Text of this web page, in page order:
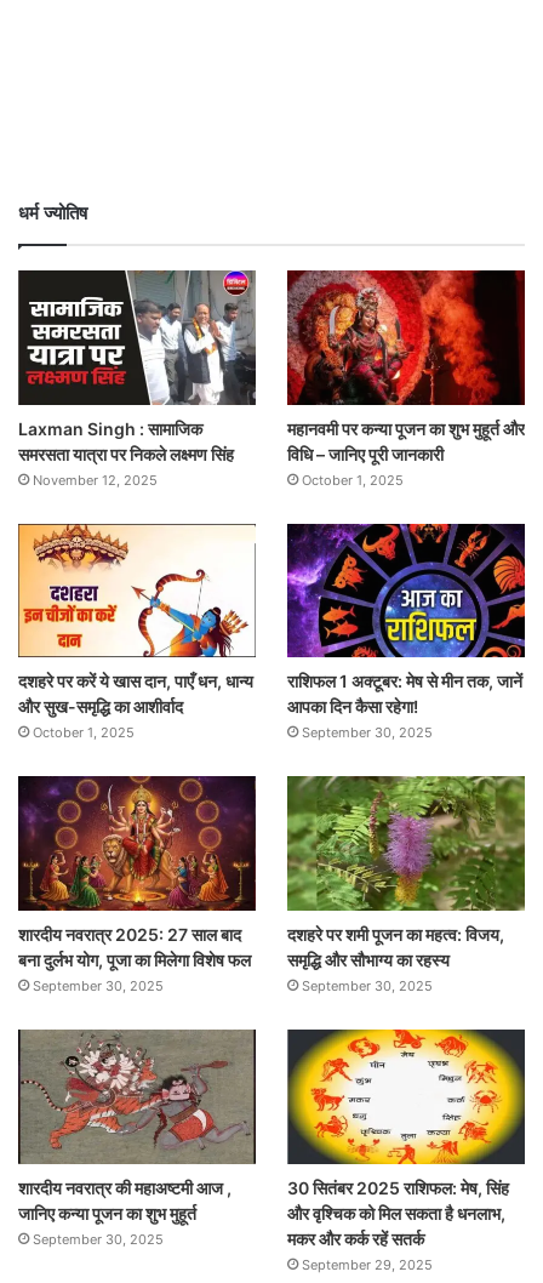
धर्म ज्योतिष
Laxman Singh : सामाजिक
समरसता यात्रा पर निकले लक्ष्मण सिंह
November 12, 2025
महानवमी पर कन्या पूजन का शुभ मुहूर्त और
विधि – जानिए पूरी जानकारी
October 1, 2025
दशहरे पर करें ये खास दान, पाएँ धन, धान्य
और सुख-समृद्धि का आशीर्वाद
October 1, 2025
राशिफल 1 अक्टूबर: मेष से मीन तक, जानें
आपका दिन कैसा रहेगा!
September 30, 2025
शारदीय नवरात्र 2025: 27 साल बाद
बना दुर्लभ योग, पूजा का मिलेगा विशेष फल
September 30, 2025
दशहरे पर शमी पूजन का महत्व: विजय,
समृद्धि और सौभाग्य का रहस्य
September 30, 2025
शारदीय नवरात्र की महाअष्टमी आज ,
जानिए कन्या पूजन का शुभ मुहूर्त
September 30, 2025
30 सितंबर 2025 राशिफल: मेष, सिंह
और वृश्चिक को मिल सकता है धनलाभ,
मकर और कर्क रहें सतर्क
September 29, 2025